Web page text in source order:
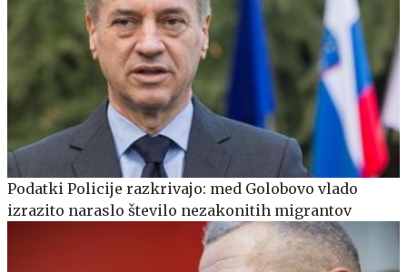
Podatki Policije razkrivajo: med Golobovo vlado
izrazito naraslo število nezakonitih migrantov